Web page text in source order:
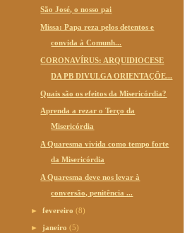
São José, o nosso pai
Missa: Papa reza pelos detentos e
convida à Comunh...
CORONAVÍRUS: ARQUIDIOCESE
DA PB DIVULGA ORIENTAÇÕE...
Quais são os efeitos da Misericórdia?
Aprenda a rezar o Terço da
Misericórdia
A Quaresma vivida como tempo forte
da Misericórdia
A Quaresma deve nos levar à
conversão, penitência ...
►fevereiro(8)
► janeiro(5)